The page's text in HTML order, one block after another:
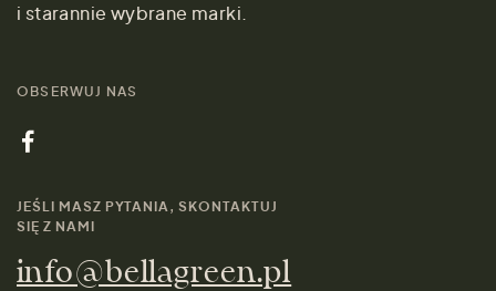
i starannie wybrane marki.
OBSERWUJ NAS
JEŚLI MASZ PYTANIA, SKONTAKTUJ
SIĘ Z NAMI
info@bellagreen.pl